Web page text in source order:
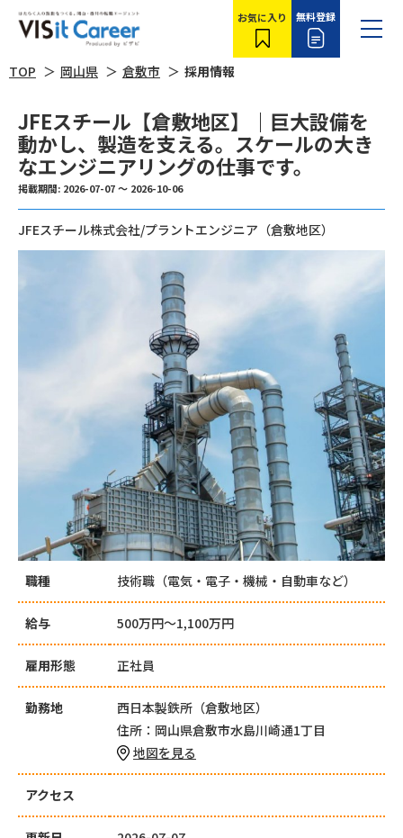
お気に入り 無料登録
TOP 岡山県 倉敷市 採用情報
JFEスチール【倉敷地区】｜巨大設備を
動かし、製造を支える。スケールの大き
なエンジニアリングの仕事です。
掲載期間: 2026-07-07 ～ 2026-10-06
JFEスチール株式会社/プラントエンジニア（倉敷地区）
職種 技術職（電気・電子・機械・自動車など）
給与 500万円～1,100万円
雇用形態 正社員
勤務地
西日本製鉄所（倉敷地区）
住所：岡山県倉敷市水島川崎通1丁目
地図を見る
アクセス